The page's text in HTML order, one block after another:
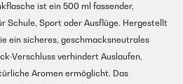
ist ein 500 ml fassender,
Schule, Sport oder Ausflüge. Hergestellt
ein sicheres, geschmacksneutrales
Verschluss verhindert Auslaufen,
Aromen ermöglicht. Das